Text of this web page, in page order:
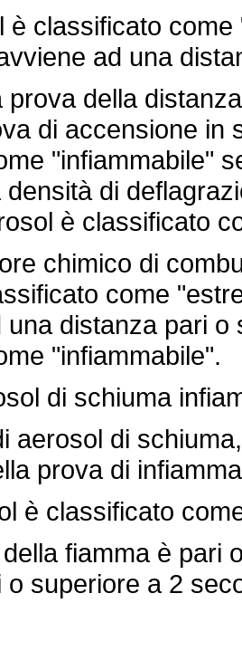
classificato come
ad una
della
di accensione in
"infiammabile"
di
è classificato
chimico di
come
una distanza pari
"infiammabile".
di schiuma
di
prova di
classificato
fiamma è pari
o superiore a 2